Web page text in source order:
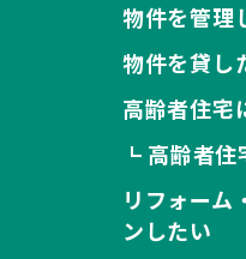
物件を管理
物件を貸し
高齢者住宅
┗ 高齢者住
リフォーム
ンしたい